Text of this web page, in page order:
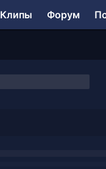
Клипы Форум